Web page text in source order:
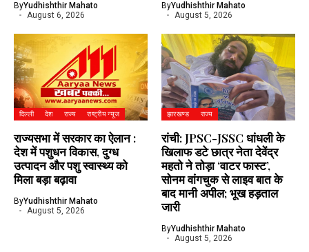
ByYudhishthir Mahato
August 6, 2026
ByYudhishthir Mahato
August 5, 2026
दिल्ली देश राज्य राष्ट्रीय न्यूज
राज्यसभा में सरकार का ऐलान :
देश में पशुधन विकास, दुग्ध
उत्पादन और पशु स्वास्थ्य को
मिला बड़ा बढ़ावा
ByYudhishthir Mahato
August 5, 2026
झारखण्ड राज्य
रांची: JPSC-JSSC धांधली के
खिलाफ डटे छात्र नेता देवेंद्र
महतो ने तोड़ा ‘वाटर फास्ट’,
सोनम वांगचुक से लाइव बात के
बाद मानी अपील; भूख हड़ताल
जारी
ByYudhishthir Mahato
August 5, 2026